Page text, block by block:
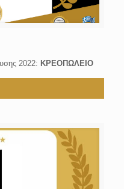
2022: ΚΡΕΟΠΩΛΕΙΟ